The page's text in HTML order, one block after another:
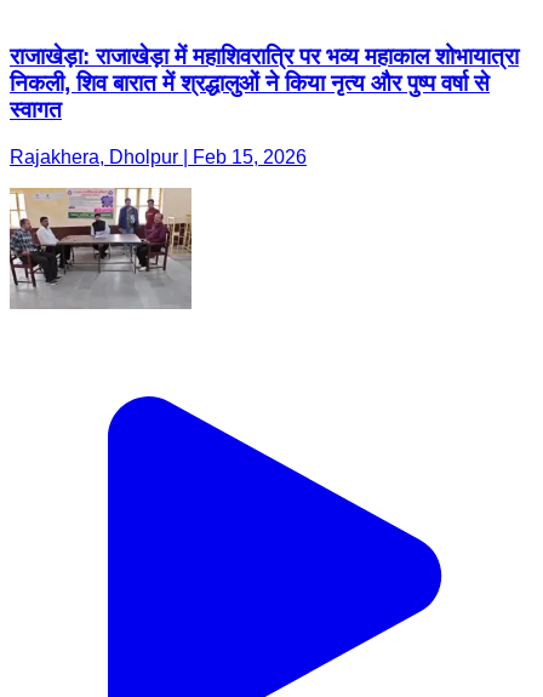
राजाखेड़ा: राजाखेड़ा में महाशिवरात्रि पर भव्य महाकाल शोभायात्रा
निकली, शिव बारात में श्रद्धालुओं ने किया नृत्य और पुष्प वर्षा से
स्वागत
Rajakhera, Dholpur | Feb 15, 2026